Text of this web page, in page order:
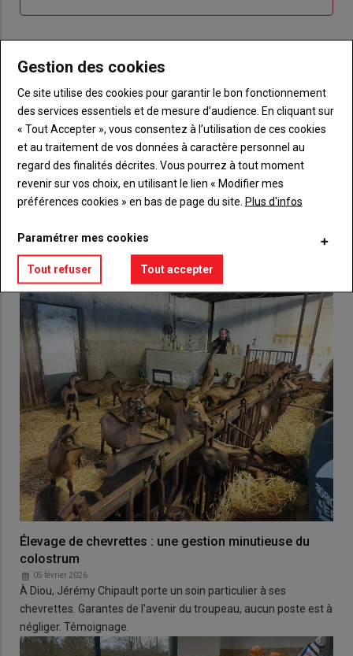
de
passe"
me
Sous-
Vous n'êtes pas abonné(e)
TITRE CRÉEZ UN COMPTE
BodyChoisissez votre formule et créez votre
compte pour accéder à tout {nom-site}.
Lien Créez un compte
VOUS AIMEREZ AUSSI
Élevage de chevrettes : une gestion minutieuse du
colostrum
05 février 2026
À Diou, Jérémy Chipault porte un soin particulier à ses
chevrettes. Garantes de l'avenir du troupeau, aucun poste est à
négliger. Témoignage.
Gestion des cookies
Ce site utilise des cookies pour garantir le bon fonctionnement
des services essentiels et de mesure d’audience. En cliquant sur
« Tout Accepter », vous consentez à l’utilisation de ces cookies
et au traitement de vos données à caractère personnel au
regard des finalités décrites. Vous pourrez à tout moment
revenir sur vos choix, en utilisant le lien « Modifier mes
préférences cookies » en bas de page du site. Plus d'infos
Paramétrer mes cookies
Tout refuser Tout accepter